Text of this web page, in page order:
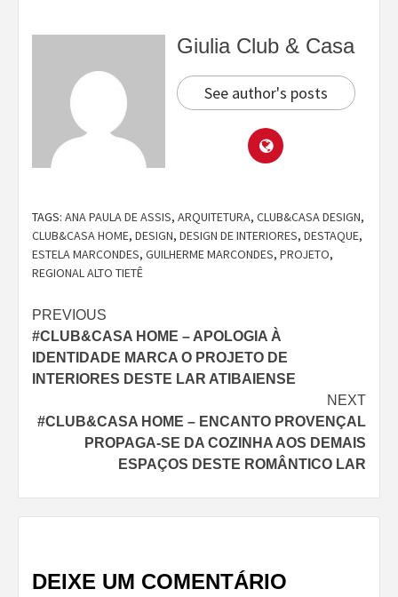
Giulia Club & Casa
See author's posts
TAGS: ANA PAULA DE ASSIS, ARQUITETURA, CLUB&CASA DESIGN,
CLUB&CASA HOME, DESIGN, DESIGN DE INTERIORES, DESTAQUE,
ESTELA MARCONDES, GUILHERME MARCONDES, PROJETO,
REGIONAL ALTO TIETÊ
Continue
Reading
PREVIOUS
#CLUB&CASA HOME – APOLOGIA À
IDENTIDADE MARCA O PROJETO DE
INTERIORES DESTE LAR ATIBAIENSE
NEXT
#CLUB&CASA HOME – ENCANTO PROVENÇAL
PROPAGA-SE DA COZINHA AOS DEMAIS
ESPAÇOS DESTE ROMÂNTICO LAR
DEIXE UM COMENTÁRIO